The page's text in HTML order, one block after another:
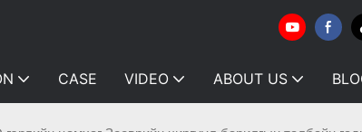
CASE VIDEO ABOUT US